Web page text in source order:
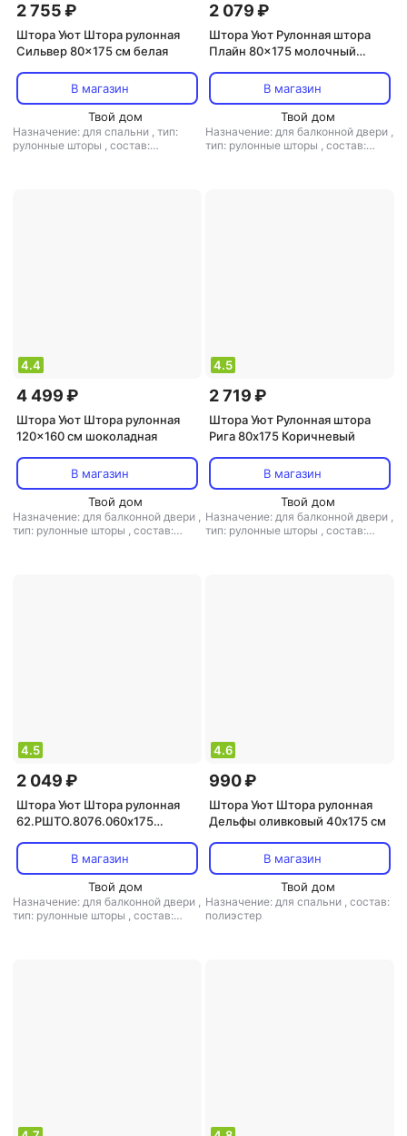
2 755 ₽
Штора Уют Штора рулонная
Сильвер 80x175 см белая
В магазин
Твой дом
Назначение: для спальни , тип:
рулонные шторы , состав:
2 079 ₽
Штора Уют Рулонная штора
Плайн 80x175 молочный
В магазин
Твой дом
Назначение: для балконной двери ,
тип: рулонные шторы , состав:
4.4
4 499 ₽
Штора Уют Штора рулонная
120x160 см шоколадная
В магазин
Твой дом
Назначение: для балконной двери ,
тип: рулонные шторы , состав:
4.5
2 719 ₽
Штора Уют Рулонная штора
Рига 80х175 Коричневый
В магазин
Твой дом
Назначение: для балконной двери ,
тип: рулонные шторы , состав:
4.5
2 049 ₽
Штора Уют Штора рулонная
62.РШТО.8076.060х175
В магазин
Твой дом
Назначение: для балконной двери ,
тип: рулонные шторы , состав:
4.6
990 ₽
Штора Уют Штора рулонная
Дельфы оливковый 40х175 см
В магазин
Твой дом
Назначение: для спальни , состав:
полиэстер